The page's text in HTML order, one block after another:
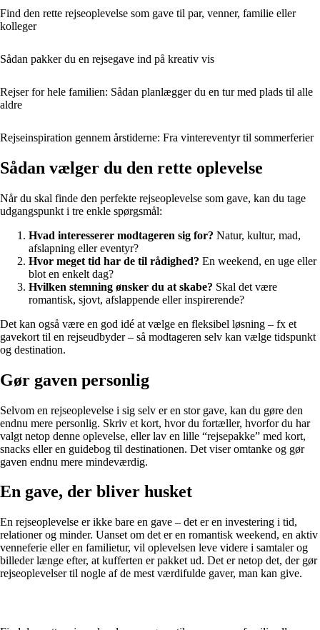
Find den rette rejseoplevelse som gave til par, venner, familie eller
kolleger
Sådan pakker du en rejsegave ind på kreativ vis
Rejser for hele familien: Sådan planlægger du en tur med plads til alle
aldre
Rejseinspiration gennem årstiderne: Fra vintereventyr til sommerferier
Sådan vælger du den rette oplevelse
Når du skal finde den perfekte rejseoplevelse som gave, kan du tage
udgangspunkt i tre enkle spørgsmål:
Hvad interesserer modtageren sig for? Natur, kultur, mad,
afslapning eller eventyr?
Hvor meget tid har de til rådighed? En weekend, en uge eller
blot en enkelt dag?
Hvilken stemning ønsker du at skabe? Skal det være
romantisk, sjovt, afslappende eller inspirerende?
Det kan også være en god idé at vælge en fleksibel løsning – fx et
gavekort til en rejseudbyder – så modtageren selv kan vælge tidspunkt
og destination.
Gør gaven personlig
Selvom en rejseoplevelse i sig selv er en stor gave, kan du gøre den
endnu mere personlig. Skriv et kort, hvor du fortæller, hvorfor du har
valgt netop denne oplevelse, eller lav en lille “rejsepakke” med kort,
snacks eller en guidebog til destinationen. Det viser omtanke og gør
gaven endnu mere mindeværdig.
En gave, der bliver husket
En rejseoplevelse er ikke bare en gave – det er en investering i tid,
relationer og minder. Uanset om det er en romantisk weekend, en aktiv
venneferie eller en familietur, vil oplevelsen leve videre i samtaler og
billeder længe efter, at kufferten er pakket ud. Det er netop det, der gør
rejseoplevelser til nogle af de mest værdifulde gaver, man kan give.